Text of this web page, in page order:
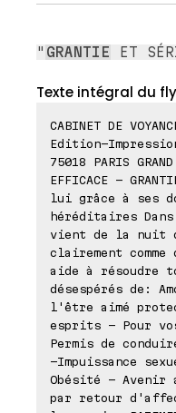
" GRANTIE ET
Texte intégral du
CABINET DE
Edition-
75018 PARIS
EFFICACE -
lui grâce à ses
héréditaires
vient de la nuit
clairement
aide à résoudre
désespérés de:
l'être aimé
esprits - Pour
Permis de
-Impuissance
Obésité - Avenir
par retour